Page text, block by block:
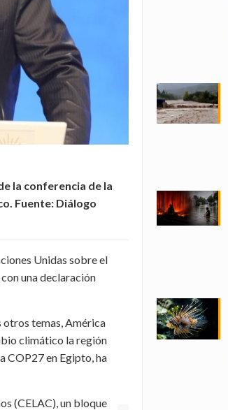
la conferencia de la
Fuente: Diálogo
Unidas sobre el
una declaración
otros temas, América
climático la región
COP27 en Egipto, ha
(CELAC), un bloque